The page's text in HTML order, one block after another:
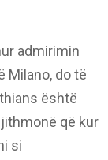
admirimin
Milano, do të
është
që kur
si